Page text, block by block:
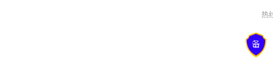
热